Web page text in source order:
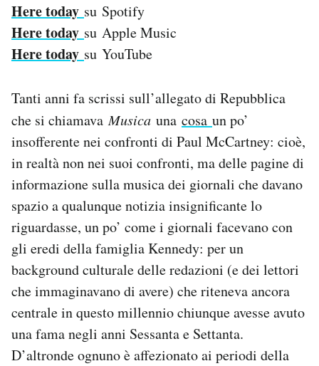
Here today su Spotify
Here today su Apple Music
Here today su YouTube
Tanti anni fa scrissi sull’allegato di Repubblica
che si chiamavaMusica una cosa un po’
insofferente nei confronti di Paul McCartney: cioè,
in realtà non nei suoi confronti, ma delle pagine di
informazione sulla musica dei giornali che davano
spazio a qualunque notizia insignificante lo
riguardasse, un po’ come i giornali facevano con
gli eredi della famiglia Kennedy: per un
background culturale delle redazioni (e dei lettori
che immaginavano di avere) che riteneva ancora
centrale in questo millennio chiunque avesse avuto
una fama negli anni Sessanta e Settanta.
D’altronde ognuno è affezionato ai periodi della